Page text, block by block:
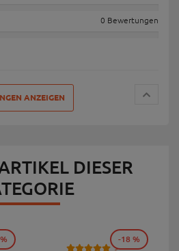
0 Bewertungen
ANZEIGEN
DIESER
9
-18 %